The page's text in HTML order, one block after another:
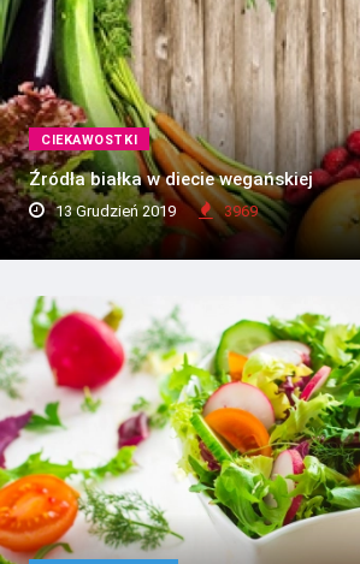
CIEKAWOSTKI
Źródła białka w diecie wegańskiej
13 Grudzień 2019 3969